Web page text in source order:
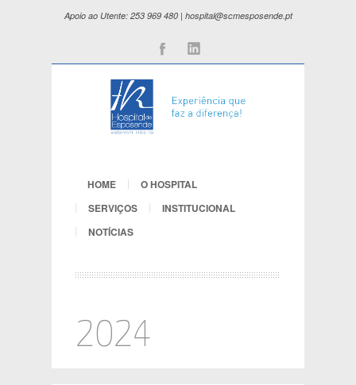
Apoio ao Utente: 253 969 480 | hospital@scmesposende.pt
Facebook
HOME
O HOSPITAL
SERVIÇOS
INSTITUCIONAL
NOTÍCIAS
2024